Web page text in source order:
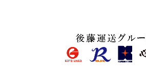
有限会社 後藤運送